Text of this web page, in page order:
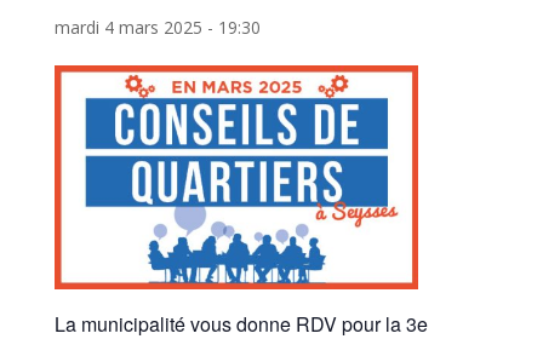
mardi 4 mars 2025 - 19:30
La municipalité vous donne RDV pour la 3e